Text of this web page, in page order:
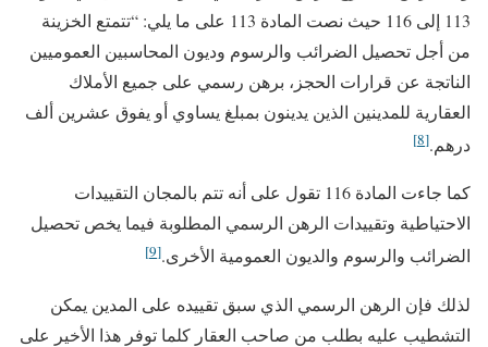
113 إلى 116 حيث نصت المادة 113 على ما يلي: “تتمتع الخزينة
من أجل تحصيل الضرائب والرسوم وديون المحاسبين العموميين
الناتجة عن قرارات الحجز، برهن رسمي على جميع الأملاك
العقارية للمدينين الذين يدينون بمبلغ يساوي أو يفوق عشرين ألف
درهم.[8]
كما جاءت المادة 116 تقول على أنه تتم بالمجان التقييدات
الاحتياطية وتقييدات الرهن الرسمي المطلوبة فيما يخص تحصيل
الضرائب والرسوم والديون العمومية الأخرى.[9]
لذلك فإن الرهن الرسمي الذي سبق تقييده على المدين يمكن
التشطيب عليه بطلب من صاحب العقار كلما توفر هذا الأخير على